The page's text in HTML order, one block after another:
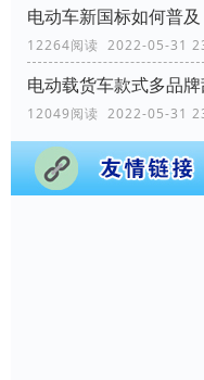
电动车新国标如何普及
12264阅读 2022-05-31
电动载货车款式多品
12049阅读 2022-05-31